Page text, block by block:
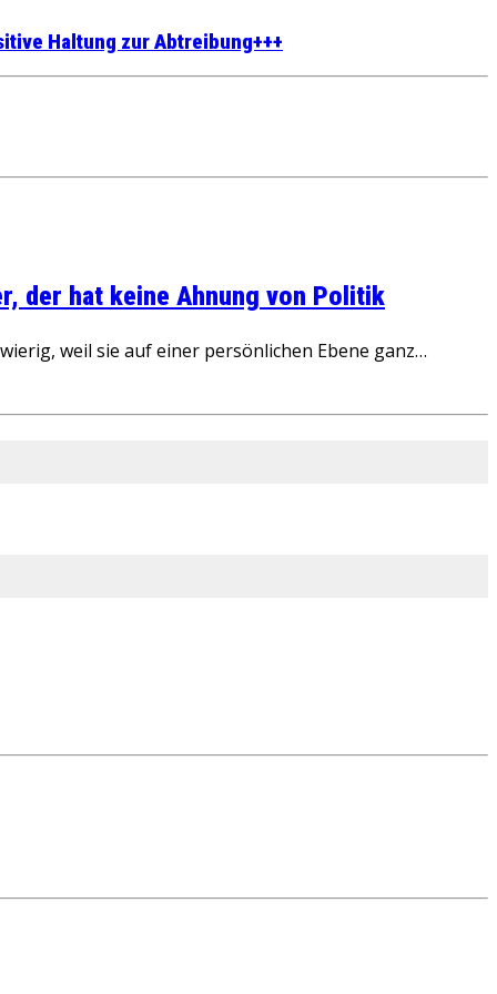
Haltung zur Abtreibung+++
der hat keine Ahnung von Politik
weil sie auf einer persönlichen Ebene ganz…